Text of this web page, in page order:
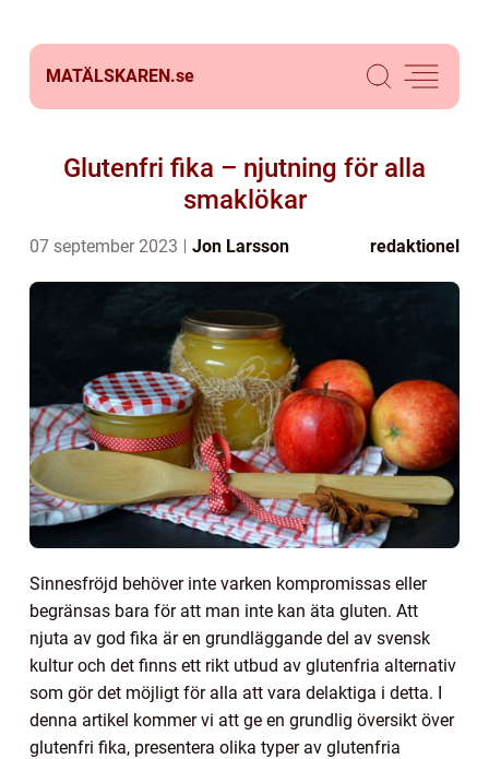
MATÄLSKAREN.se
Glutenfri fika – njutning för alla
smaklökar
07 september 2023 Jon Larsson redaktionel
Sinnesfröjd behöver inte varken kompromissas eller
begränsas bara för att man inte kan äta gluten. Att
njuta av god fika är en grundläggande del av svensk
kultur och det finns ett rikt utbud av glutenfria alternativ
som gör det möjligt för alla att vara delaktiga i detta. I
denna artikel kommer vi att ge en grundlig översikt över
glutenfri fika, presentera olika typer av glutenfria